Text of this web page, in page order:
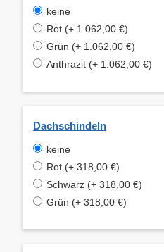
keine
Rot (+ 1.062,00 €)
Grün (+ 1.062,00 €)
Anthrazit (+ 1.062,00 €)
Dachschindeln
keine
Rot (+ 318,00 €)
Schwarz (+ 318,00 €)
Grün (+ 318,00 €)